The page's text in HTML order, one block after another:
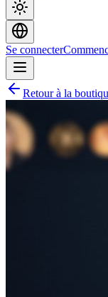
Se connecter
Retour à la